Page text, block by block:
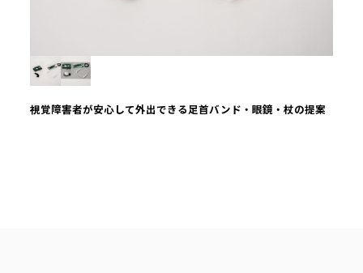
視覚障害者が安心して外出できる足首バンド・眼鏡・杖の提案